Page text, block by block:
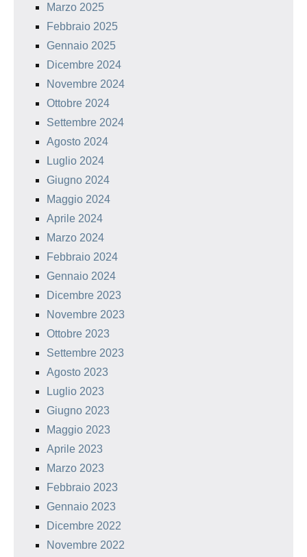
Marzo 2025
Febbraio 2025
Gennaio 2025
Dicembre 2024
Novembre 2024
Ottobre 2024
Settembre 2024
Agosto 2024
Luglio 2024
Giugno 2024
Maggio 2024
Aprile 2024
Marzo 2024
Febbraio 2024
Gennaio 2024
Dicembre 2023
Novembre 2023
Ottobre 2023
Settembre 2023
Agosto 2023
Luglio 2023
Giugno 2023
Maggio 2023
Aprile 2023
Marzo 2023
Febbraio 2023
Gennaio 2023
Dicembre 2022
Novembre 2022